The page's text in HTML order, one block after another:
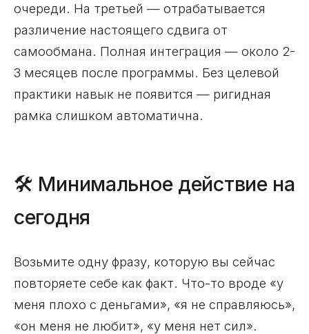
очереди. На третьей — отрабатывается
различение настоящего сдвига от
самообмана. Полная интеграция — около 2-
3 месяцев после программы. Без целевой
практики навык не появится — ригидная
рамка слишком автоматична.
🛠 Минимальное действие на
сегодня
Возьмите одну фразу, которую вы сейчас
повторяете себе как факт. Что-то вроде «у
меня плохо с деньгами», «я не справляюсь»,
«он меня не любит», «у меня нет сил».